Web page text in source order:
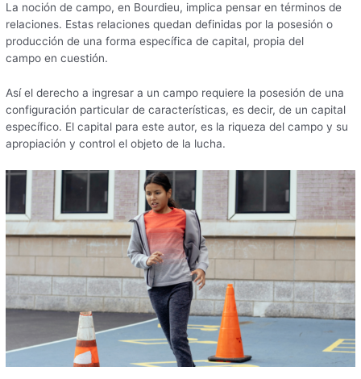
La noción de campo, en Bourdieu, implica pensar en términos de
relaciones. Estas relaciones quedan definidas por la posesión o
producción de una forma específica de capital, propia del
campo en cuestión.
Así el derecho a ingresar a un campo requiere la posesión de una
configuración particular de características, es decir, de un capital
específico. El capital para este autor, es la riqueza del campo y su
apropiación y control el objeto de la lucha.